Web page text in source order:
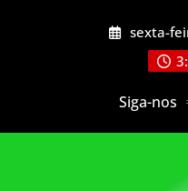
sexta-
Siga-nos